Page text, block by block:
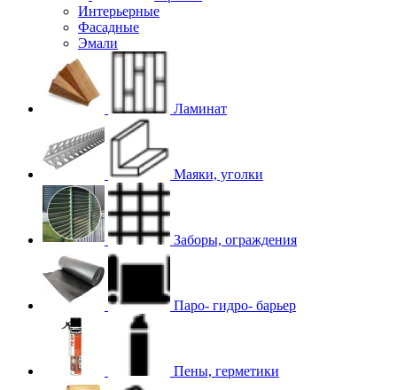
Интерьерные
Фасадные
Эмали
Ламинат
Маяки, уголки
Заборы, ограждения
Паро- гидро- барьер
Пены, герметики